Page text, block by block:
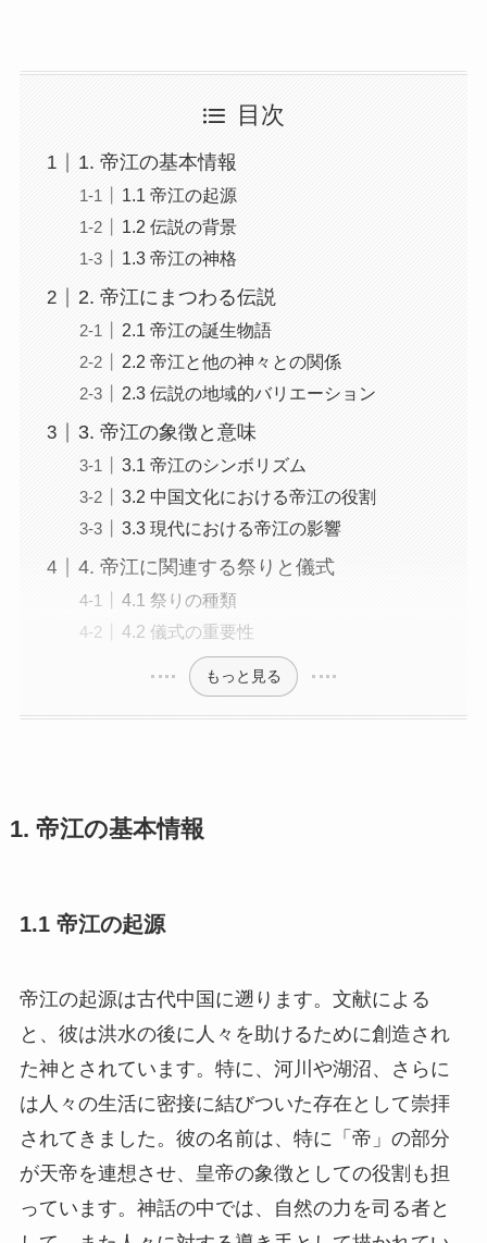
1.1 帝江の起源
1.2 伝説の背景
1.3 帝江の神格
2.1 帝江の誕生物語
2.2 帝江と他の神々との関係
2.3 伝説の地域的バリエーション
3.1 帝江のシンボリズム
3.2 中国文化における帝江の役割
3.3 現代における帝江の影響
4.1 祭りの種類
4.2 儀式の重要性
もっと見る
と、彼は洪水の後に人々を助けるために創造され
た神とされています。特に、河川や湖沼、さらに
は人々の生活に密接に結びついた存在として崇拝
されてきました。彼の名前は、特に「帝」の部分
が天帝を連想させ、皇帝の象徴としての役割も担
っています。神話の中では、自然の力を司る者と
して、また人々に対する導き手として描かれてい